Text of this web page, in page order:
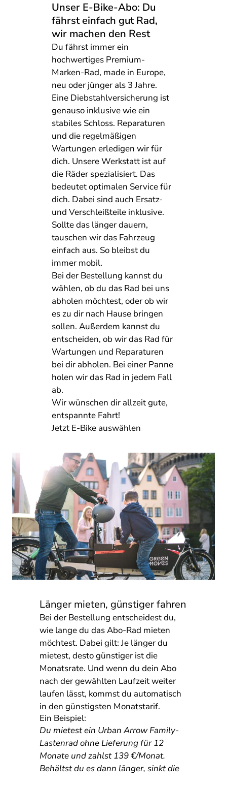
Unser E-Bike-Abo: Du
fährst einfach gut Rad,
wir machen den Rest
Du fährst immer ein
hochwertiges Premium-
Marken-Rad, made in Europe,
neu oder jünger als 3 Jahre.
Eine Diebstahlversicherung ist
genauso inklusive wie ein
stabiles Schloss. Reparaturen
und die regelmäßigen
Wartungen erledigen wir für
dich. Unsere Werkstatt ist auf
die Räder spezialisiert. Das
bedeutet optimalen Service für
dich. Dabei sind auch Ersatz-
und Verschleißteile inklusive.
Sollte das länger dauern,
tauschen wir das Fahrzeug
einfach aus. So bleibst du
immer mobil.
Bei der Bestellung kannst du
wählen, ob du das Rad bei uns
abholen möchtest, oder ob wir
es zu dir nach Hause bringen
sollen. Außerdem kannst du
entscheiden, ob wir das Rad für
Wartungen und Reparaturen
bei dir abholen. Bei einer Panne
holen wir das Rad in jedem Fall
ab.
Wir wünschen dir allzeit gute,
entspannte Fahrt!
Jetzt E-Bike auswählen
Länger mieten, günstiger fahren
Bei der Bestellung entscheidest du,
wie lange du das Abo-Rad mieten
möchtest. Dabei gilt: Je länger du
mietest, desto günstiger ist die
Monatsrate. Und wenn du dein Abo
nach der gewählten Laufzeit weiter
laufen lässt, kommst du automatisch
in den günstigsten Monatstarif.
Ein Beispiel:
Du mietest ein Urban Arrow Family-
Lastenrad ohne Lieferung für 12
Monate und zahlst 139 €/Monat.
Behältst du es dann länger, sinkt die